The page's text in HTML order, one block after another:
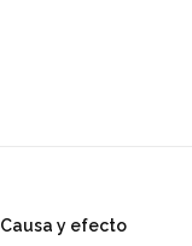
Causa y efecto